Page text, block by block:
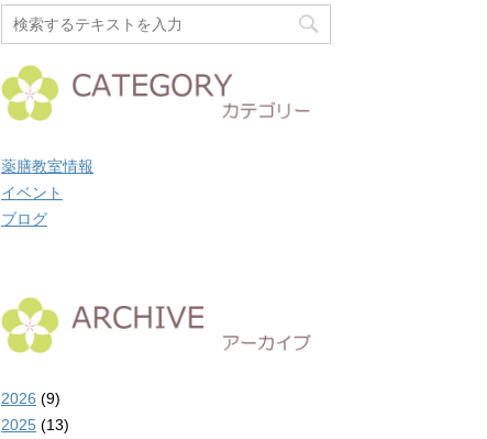
薬膳教室情報
イベント
ブログ
2026 (9)
2025 (13)